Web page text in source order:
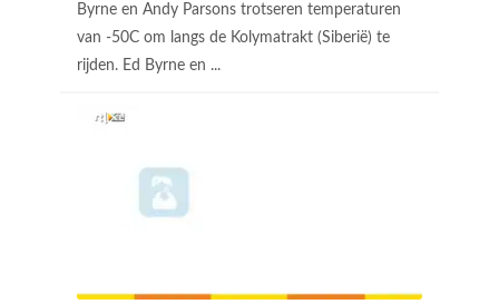
Byrne en Andy Parsons trotseren temperaturen
van -50C om langs de Kolymatrakt (Siberië) te
rijden. Ed Byrne en ...